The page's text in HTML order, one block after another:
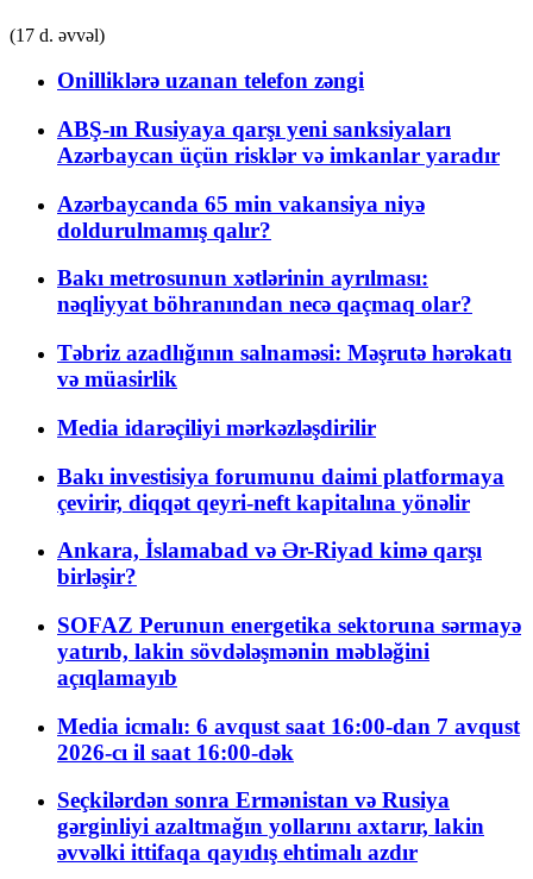
(17 d. əvvəl)
Onilliklərə uzanan telefon zəngi
ABŞ-ın Rusiyaya qarşı yeni sanksiyaları
Azərbaycan üçün risklər və imkanlar yaradır
Azərbaycanda 65 min vakansiya niyə
doldurulmamış qalır?
Bakı metrosunun xətlərinin ayrılması:
nəqliyyat böhranından necə qaçmaq olar?
Təbriz azadlığının salnaməsi: Məşrutə hərəkatı
və müasirlik
Media idarəçiliyi mərkəzləşdirilir
Bakı investisiya forumunu daimi platformaya
çevirir, diqqət qeyri-neft kapitalına yönəlir
Ankara, İslamabad və Ər-Riyad kimə qarşı
birləşir?
SOFAZ Perunun energetika sektoruna sərmayə
yatırıb, lakin sövdələşmənin məbləğini
açıqlamayıb
Media icmalı: 6 avqust saat 16:00-dan 7 avqust
2026-cı il saat 16:00-dək
Seçkilərdən sonra Ermənistan və Rusiya
gərginliyi azaltmağın yollarını axtarır, lakin
əvvəlki ittifaqa qayıdış ehtimalı azdır